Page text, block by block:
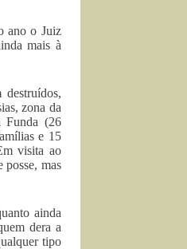
ano o Juiz
mais à
zona da
Funda (26
e 15
visita ao
posse, mas
ainda
dera a
tipo